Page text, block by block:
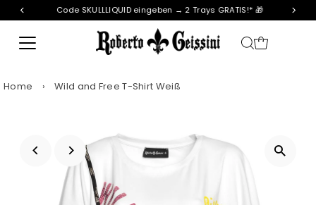
Skip to content
Code SKULLLIQUID eingeben → 2 Trays GRATIS!* 🎁
Home › Wild and Free T-Shirt Weiß